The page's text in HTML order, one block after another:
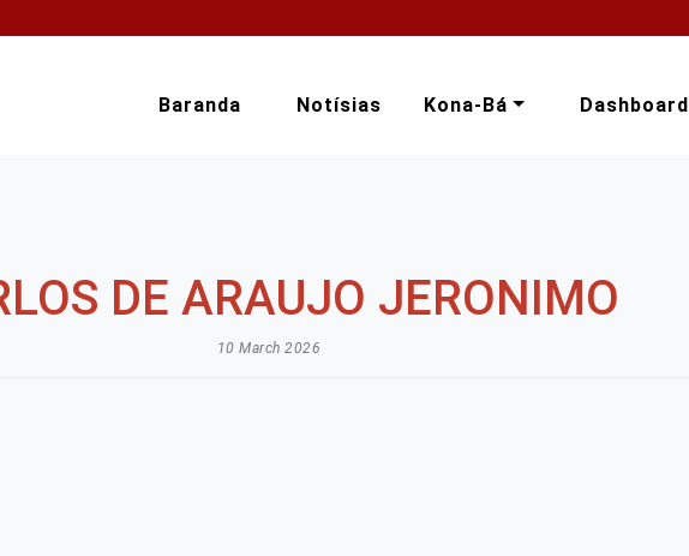
Baranda Notísias Kona-Bá Dashboard
DE ARAUJO JERONIMO
10 March 2026